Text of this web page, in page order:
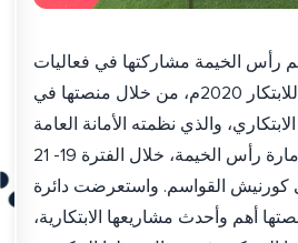
رأس الخيمة مشاركتها في فعاليات
شهر الإمارات للابتكار 2020م، من خلال منصتها في
والذي نظمته الأمانة العامة
للمجلس التنفيذي لإمارة رأس الخيمة، خلال الفترة 19- 21
كورنيش القواسم. واستعرضت دائرة
أهم وأحدث مشاريعها الابتكارية،